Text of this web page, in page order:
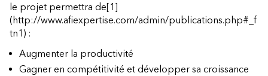
le projet permettra de[1]
(http://www.afiexpertise.com/admin/publications.php#_f
tn1) :
Augmenter la productivité
Gagner en compétitivité et développer sa croissance